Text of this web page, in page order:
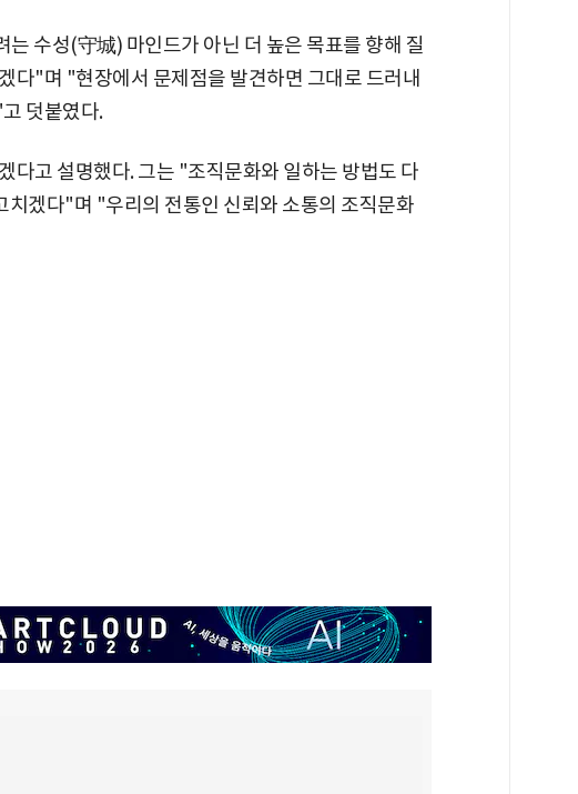
수성(守城) 마인드가 아닌 더 높은 목표를 향해 질
다"며 "현장에서 문제점을 발견하면 그대로 드러내
덧붙였다.
다고 설명했다. 그는 "조직문화와 일하는 방법도 다
치겠다"며 "우리의 전통인 신뢰와 소통의 조직문화